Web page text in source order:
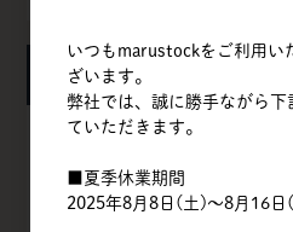
新規会員
いつもmarustockをご利用い
ざいます。
弊社では、誠に勝手ながら
ていただきます。
■夏季休業期間
2025年8月8日(土)～8月16日